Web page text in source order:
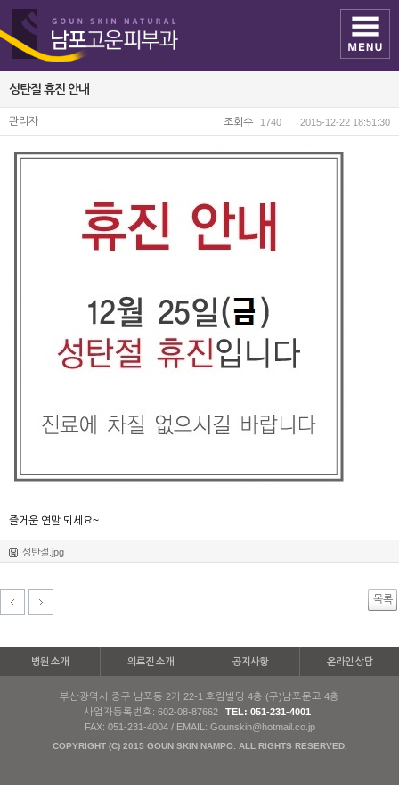
성탄절 휴진 안내
관리자 조회수 1740 2015-12-22 18:51:30
즐거운 연말 되세요~
성탄절.jpg
목록
병원 소개 의료진 소개 공지사항 온라인 상담
부산광역시 중구 남포동 2가 22-1 호림빌딩 4층 (구)남포문고 4층
사업자등록번호: 602-08-87662
TEL: 051-231-4001
FAX: 051-231-4004 / EMAIL: Gounskin@hotmail.co.jp
COPYRIGHT (C) 2015 GOUN SKIN NAMPO. ALL RIGHTS RESERVED.